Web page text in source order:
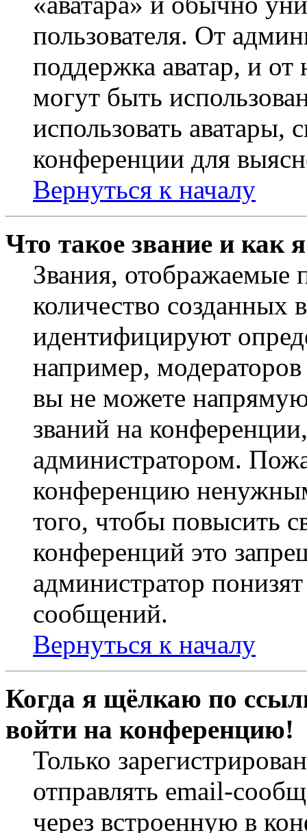
пользователя. От
поддержка аватар, и от
могут быть
использовать аватары,
конференции для
Вернуться к началу
Что такое звание и как
Звания,
количество
идентифицируют
например,
вы не можете
званий на
администратором.
конференцию
того, чтобы повысить
конференций это
администратор
сообщений.
Вернуться к началу
Когда я щёлкаю по
войти на конференцию!
Только
отправлять email-
через встроенную в